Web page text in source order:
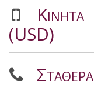
Κινητά
(USD)
Σταθερα